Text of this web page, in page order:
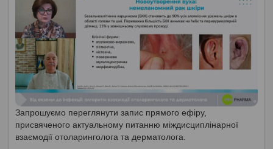
Запрошуємо переглянути запис прямого ефіру,
присвяченого актуальному питанню міждисциплінарної
взаємодії отоларинголога та дерматолога.